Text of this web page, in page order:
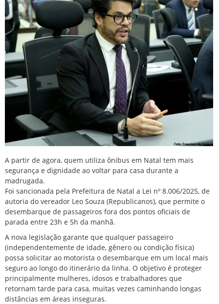
A partir de agora, quem utiliza ônibus em Natal tem mais
segurança e dignidade ao voltar para casa durante a
madrugada.
Foi sancionada pela Prefeitura de Natal a Lei nº 8.006/2025, de
autoria do vereador Leo Souza (Republicanos), que permite o
desembarque de passageiros fora dos pontos oficiais de
parada entre 23h e 5h da manhã.
A nova legislação garante que qualquer passageiro
(independentemente de idade, gênero ou condição física)
possa solicitar ao motorista o desembarque em um local mais
seguro ao longo do itinerário da linha. O objetivo é proteger
principalmente mulheres, idosos e trabalhadores que
retornam tarde para casa, muitas vezes caminhando longas
distâncias em áreas inseguras.